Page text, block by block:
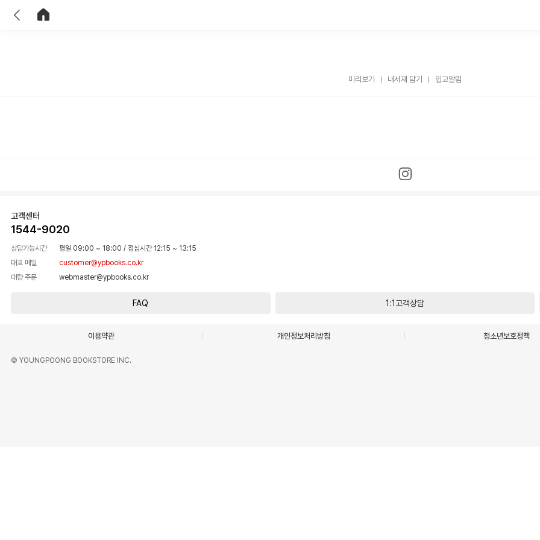
미리보기 내서재 담기 입고알림
고객센터
1544-9020
상담가능시간 평일 09:00 ~ 18:00 / 점심시간 12:15 ~ 13:15
대표 메일
customer@ypbooks.co.kr
대량 주문
webmaster@ypbooks.co.kr
FAQ 1:1고객상담
이용약관 개인정보처리방침 청소년보호정책
© YOUNGPOONG BOOKSTORE INC.